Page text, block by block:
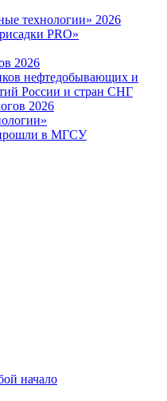
технологии» 2026
PRO»
2026
нефтедобывающих и
России и стран СНГ
2026
прошли в МГСУ
начало